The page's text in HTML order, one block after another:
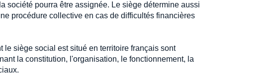
société pourra être assignée. Le siège détermine aussi
procédure collective en cas de difficultés financières
le siège social est situé en territoire français sont
la constitution, l'organisation, le fonctionnement, la